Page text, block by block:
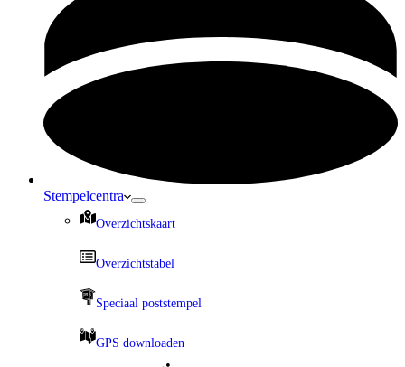
Stempelcentra
Overzichtskaart
Overzichtstabel
Speciaal poststempel
GPS downloaden